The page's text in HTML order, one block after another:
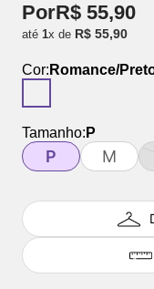
PorR$ 55,90
até 1x de R$ 55,90
Cor: Romance/
Tamanho: P
P M